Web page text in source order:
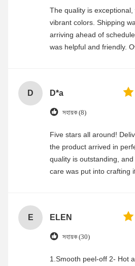
The quality is
vibrant colors. Shipping
arriving ahead of
was helpful and friendly.
D D*a
সহায়ক (8)
Five stars all around!
the product arrived in
quality is outstanding,
care was put into crafting
E ELEN
সহায়ক (30)
1.Smooth peel-off 2- Hot